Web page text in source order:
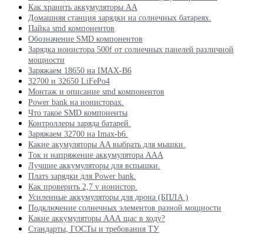
Как хранить аккумуляторы АА
Домашняя станция зарядки на солнечных батареях.
Пайка smd компонентов
Обозначение SMD компонентов
Зарядка ионистора 500f от солнечных панелей различной
мощности
Заряжаем 18650 на IMAX-B6
32700 и 32650 LiFePo4
Монтаж и описание smd компонентов
Power bank на ионисторах.
Что такое SMD компоненты
Контроллеры заряда батарей.
Заряжаем 32700 на Imax-b6.
Какие акумуляторы AA выбрать для мышки.
Ток и напряжение аккумулятора ААА
Лучшие аккумуляторы для вспышки.
Платs зарядки для Power bank.
Как проверить 2,7 v ионистор.
Усиленные аккумуляторы для дрона (БПЛА )
Подключение солнечных элементов разной мощности
Какие аккумуляторы ААА щас в ходу?
Стандарты, ГОСТы и требования ТУ